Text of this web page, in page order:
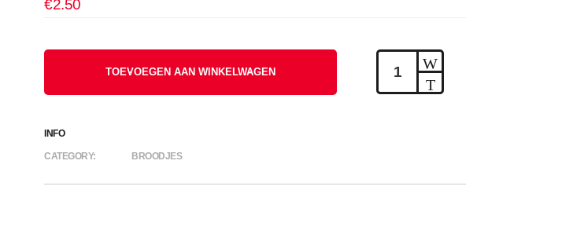
€2.50
Saucijzenbroodje
quantity
TOEVOEGEN AAN WINKELWAGEN
INFO
CATEGORY: BROODJES